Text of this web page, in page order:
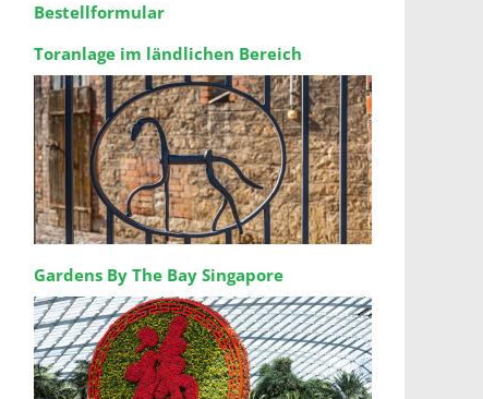
Bestellformular
Toranlage im ländlichen Bereich
Gardens By The Bay Singapore